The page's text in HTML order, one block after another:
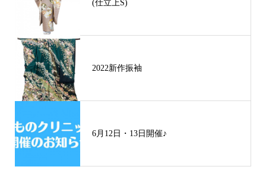
(仕立上S)
2022新作振袖
6月12日・13日開催♪